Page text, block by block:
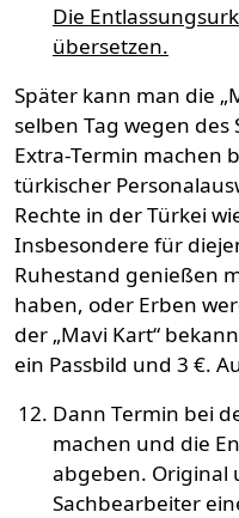
Die
übersetzen.
Später kann man die
selben Tag wegen des
Extra-Termin machen
türkischer
Rechte in der Türkei
Insbesondere für
Ruhestand genießen
haben, oder Erben
der „Mavi Kart“
ein Passbild und 3 €.
Dann Termin bei
machen und die
abgeben. Original
Sachbearbeiter